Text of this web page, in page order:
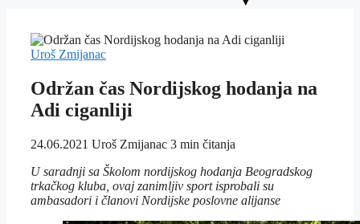
Uroš Zmijanac
Održan čas Nordijskog hodanja na
Adi ciganliji
24.06.2021 Uroš Zmijanac 3 min čitanja
U saradnji sa Školom nordijskog hodanja Beogradskog
trkačkog kluba, ovaj zanimljiv sport isprobali su
ambasadori i članovi Nordijske poslovne alijanse